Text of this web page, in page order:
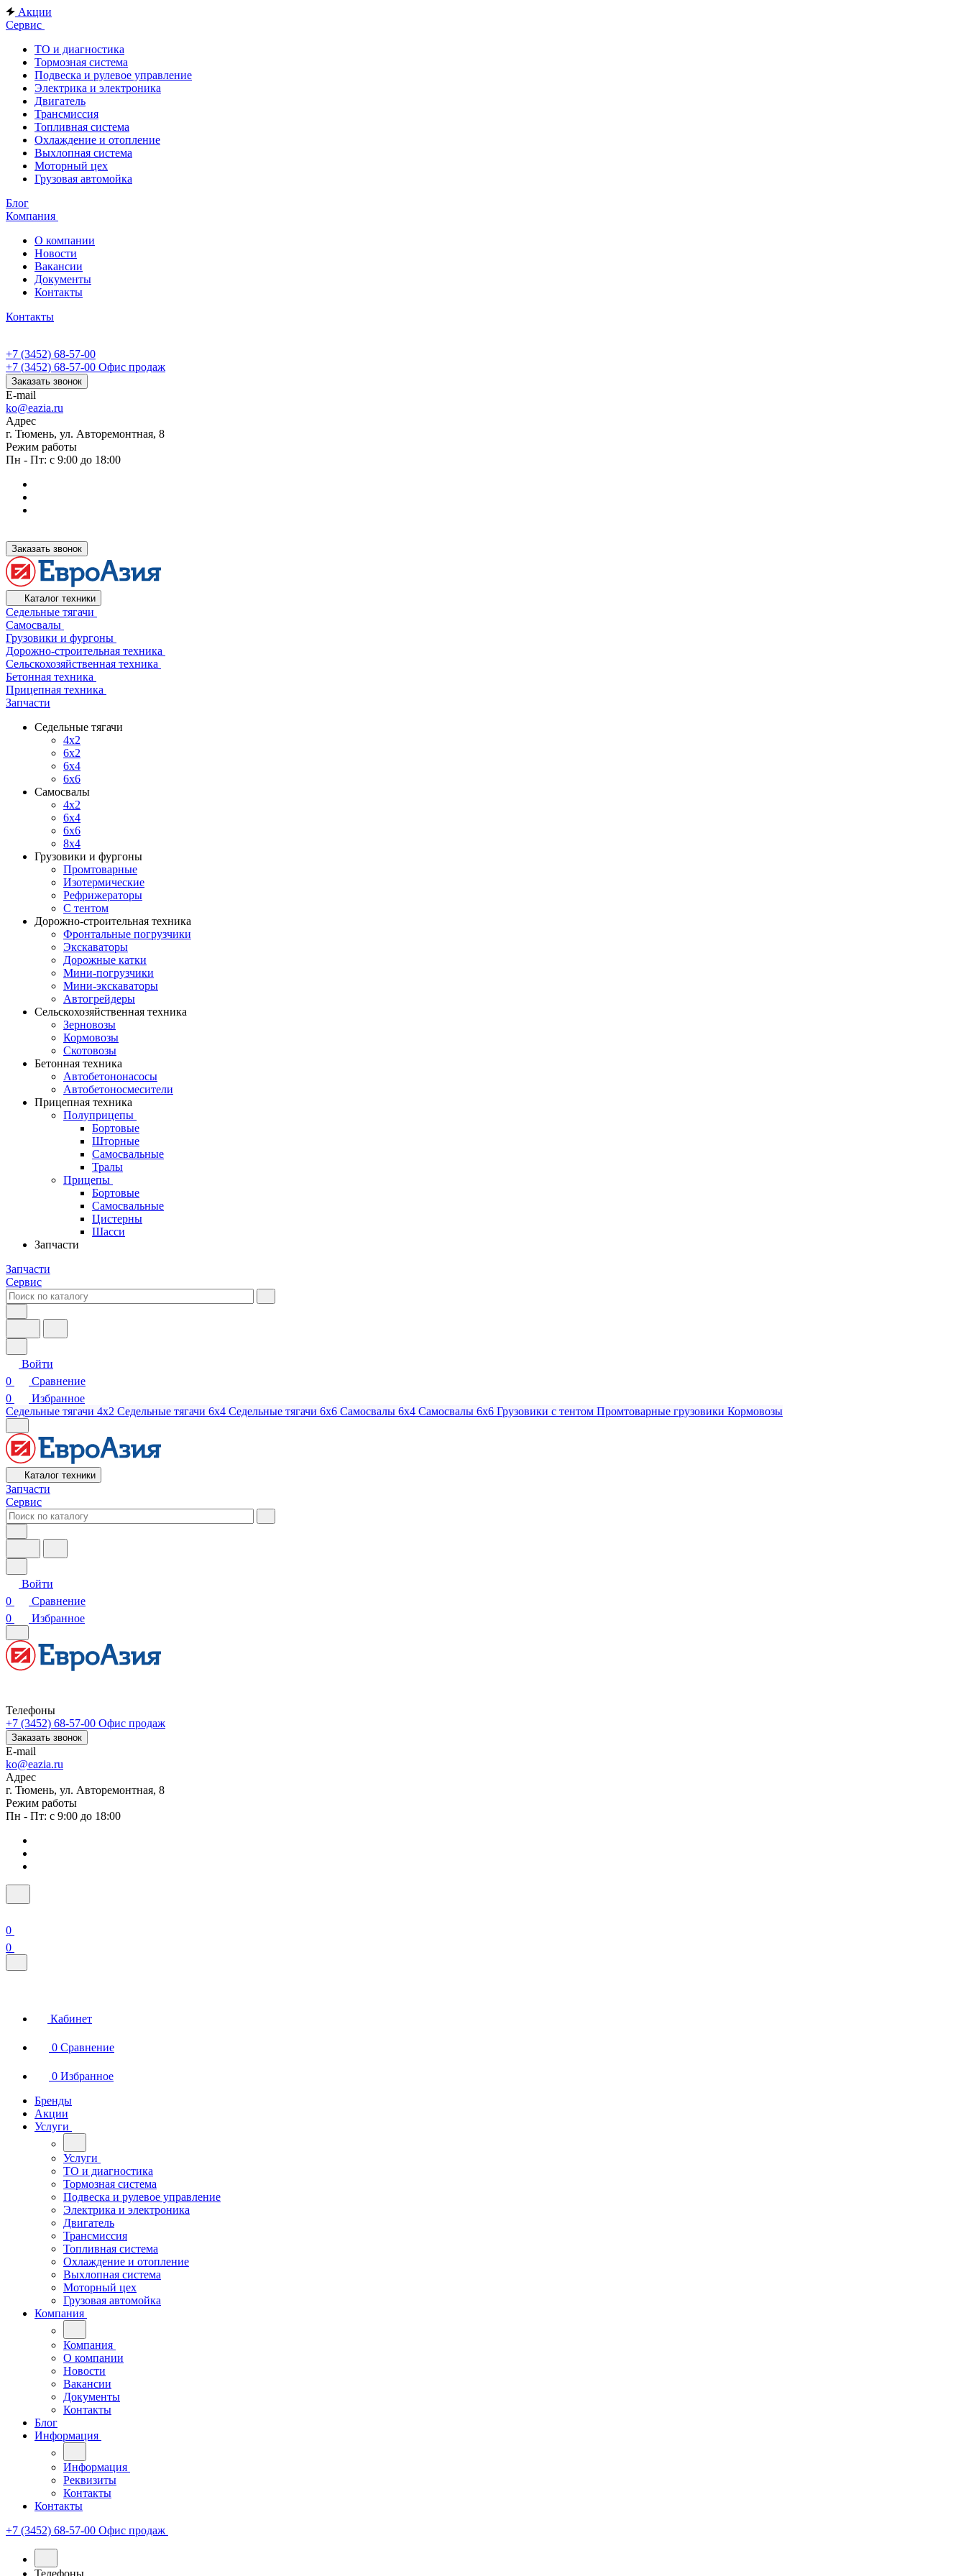
Акции
Сервис
ТО и диагностика
Тормозная система
Подвеска и рулевое управление
Электрика и электроника
Двигатель
Трансмиссия
Топливная система
Охлаждение и отопление
Выхлопная система
Моторный цех
Грузовая автомойка
Блог
Компания
О компании
Новости
Вакансии
Документы
Контакты
Контакты
+7 (3452) 68-57-00
+7 (3452) 68-57-00 Офис продаж
Заказать звонок
E-mail
ko@eazia.ru
Адрес
г. Тюмень, ул. Авторемонтная, 8
Режим работы
Пн - Пт: с 9:00 до 18:00
Заказать звонок
Каталог техники
Седельные тягачи
Самосвалы
Грузовики и фургоны
Дорожно-строительная техника
Сельскохозяйственная техника
Бетонная техника
Прицепная техника
Запчасти
Седельные тягачи
4x2
6x2
6x4
6x6
Самосвалы
4x2
6x4
6x6
8x4
Грузовики и фургоны
Промтоварные
Изотермические
Рефрижераторы
С тентом
Дорожно-строительная техника
Фронтальные погрузчики
Экскаваторы
Дорожные катки
Мини-погрузчики
Мини-экскаваторы
Автогрейдеры
Сельскохозяйственная техника
Зерновозы
Кормовозы
Скотовозы
Бетонная техника
Автобетононасосы
Автобетоносмесители
Прицепная техника
Полуприцепы
Бортовые
Шторные
Самосвальные
Тралы
Прицепы
Бортовые
Самосвальные
Цистерны
Шасси
Запчасти
Запчасти
Сервис
Войти
0
Сравнение
0
Избранное
Седельные тягачи 4х2 Седельные тягачи 6х4 Седельные тягачи 6х6 Самосвалы 6х4 Самосвалы 6х6 Грузовики с тентом Промтоварные грузовики Кормовозы
Каталог техники
Запчасти
Сервис
Войти
0
Сравнение
0
Избранное
Телефоны
+7 (3452) 68-57-00 Офис продаж
Заказать звонок
E-mail
ko@eazia.ru
Адрес
г. Тюмень, ул. Авторемонтная, 8
Режим работы
Пн - Пт: с 9:00 до 18:00
0
0
Кабинет
0 Сравнение
0 Избранное
Бренды
Акции
Услуги
Услуги
ТО и диагностика
Тормозная система
Подвеска и рулевое управление
Электрика и электроника
Двигатель
Трансмиссия
Топливная система
Охлаждение и отопление
Выхлопная система
Моторный цех
Грузовая автомойка
Компания
Компания
О компании
Новости
Вакансии
Документы
Контакты
Блог
Информация
Информация
Реквизиты
Контакты
Контакты
+7 (3452) 68-57-00 Офис продаж
Телефоны